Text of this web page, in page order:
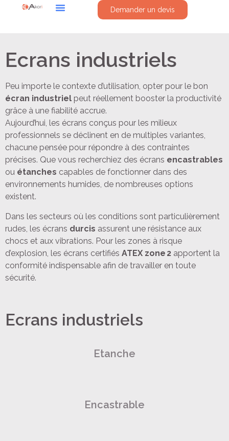
Demander un devis
Ecrans industriels
Peu importe le contexte d’utilisation, opter pour le bon
écran industriel peut réellement booster la productivité
grâce à une fiabilité accrue.
Aujourd’hui, les écrans conçus pour les milieux
professionnels se déclinent en de multiples variantes,
chacune pensée pour répondre à des contraintes
précises. Que vous recherchiez des écrans encastrables
ou étanches capables de fonctionner dans des
environnements humides, de nombreuses options
existent.
Dans les secteurs où les conditions sont particulièrement
rudes, les écrans durcis assurent une résistance aux
chocs et aux vibrations. Pour les zones à risque
d’explosion, les écrans certifiés ATEX zone 2 apportent la
conformité indispensable afin de travailler en toute
sécurité.
Ecrans industriels
Etanche
Encastrable